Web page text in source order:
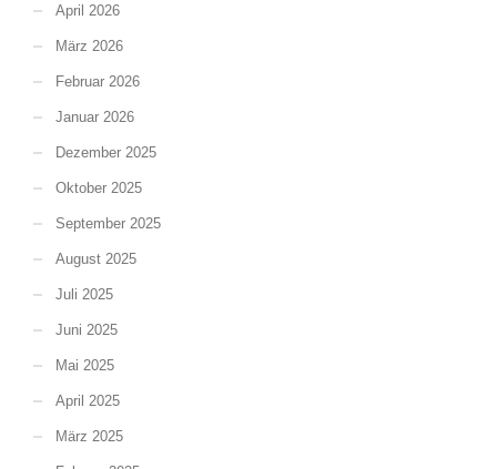
April 2026
März 2026
Februar 2026
Januar 2026
Dezember 2025
Oktober 2025
September 2025
August 2025
Juli 2025
Juni 2025
Mai 2025
April 2025
März 2025